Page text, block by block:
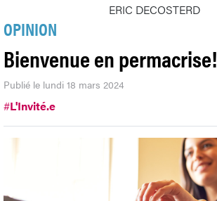
ERIC DECOSTERD
OPINION
Bienvenue en permacrise!
Publié le lundi 18 mars 2024
#L'Invité.e